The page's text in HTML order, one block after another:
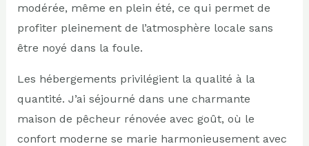
modérée, même en plein été, ce qui permet de
profiter pleinement de l’atmosphère locale sans
être noyé dans la foule.
Les hébergements privilégient la qualité à la
quantité. J’ai séjourné dans une charmante
maison de pêcheur rénovée avec goût, où le
confort moderne se marie harmonieusement avec